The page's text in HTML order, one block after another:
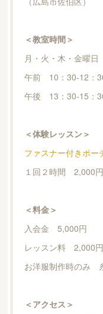
＜教室時間＞
月・火・木・金曜日
午前 10：30-12：
午後 13：30-15：
＜体験レッスン＞
ファスナー付きポー
１回２時間 2,000円
＜料金＞
入会金 5,000円
レッスン料 2,000
お洋服制作時のみ
＜アクセス＞